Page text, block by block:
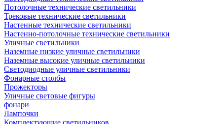
Потолочные технические светильники
Трековые технические светильники
Настенные технические светильники
Настенно-потолочные технические светильники
Уличные светильники
Наземные низкие уличные светильники
Наземные высокие уличные светильники
Светодиодные уличные светильники
Фонарные столбы
Прожекторы
Уличные световые фигуры
фонари
Лампочки
Комплектующие светильников